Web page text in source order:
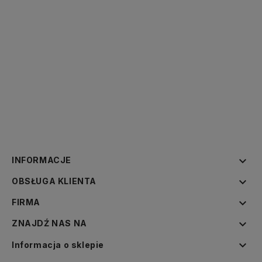
INFORMACJE 
OBSŁUGA KLIENTA 
FIRMA 
ZNAJDŹ NAS NA 
Informacja o sklepie 